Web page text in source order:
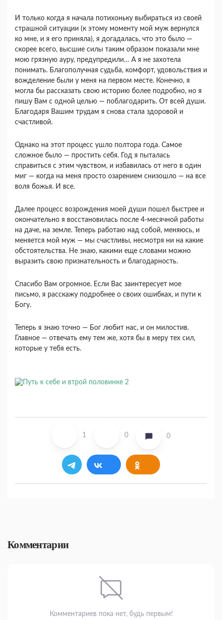
И только когда я начала потихоньку выбираться из своей
страшной ситуации (к этому моменту мой муж вернулся
ко мне, и я его приняла), я догадалась, что это было —
скорее всего, высшие силы таким образом показали мне
мою грязную ауру, предупредили… А я не захотела
понимать. Благополучная судьба, комфорт, удовольствия и
вожделение были у меня на первом месте. Конечно, я
могла бы рассказать свою историю более подробно, но я
пишу Вам с одной целью — поблагодарить. От всей души.
Благодаря Вашим трудам я снова стала здоровой и
счастливой.
Однако на этот процесс ушло полтора года. Самое
сложное было — простить себя. Год я пыталась
справиться с этим чувством, и избавилась от него в один
миг — когда на меня просто озарением снизошло — на все
воля божья. И все.
Далее процесс возрождения моей души пошел быстрее и
окончательно я восстановилась после 4-месячной работы
на даче, на земле. Теперь работаю над собой, меняюсь, и
меняется мой муж — мы счастливы, несмотря ни на какие
обстоятельства. Не знаю, какими еще словами можно
выразить свою признательность и благодарность.
Спасибо Вам огромное. Если Вас заинтересует мое
письмо, я расскажу подробнее о своих ошибках, и пути к
Богу.
Теперь я знаю точно — Бог любит нас, и он милостив.
Главное — отвечать ему тем же, хотя бы в меру тех сил,
которые у тебя есть.
1 0 0
Комментарии
Комментариев пока нет, будь первым!